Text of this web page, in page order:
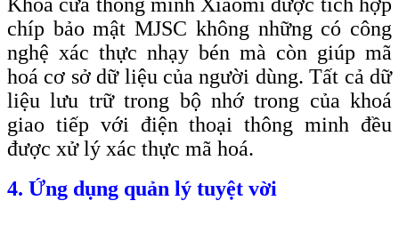
chíp bảo mật MJSC không những có công
nghệ xác thực nhạy bén mà còn giúp mã
hoá cơ sở dữ liệu của người dùng. Tất cả dữ
liệu lưu trữ trong bộ nhớ trong của khoá
giao tiếp với điện thoại thông minh đều
được xử lý xác thực mã hoá.
4. Ứng dụng quản lý tuyệt vời